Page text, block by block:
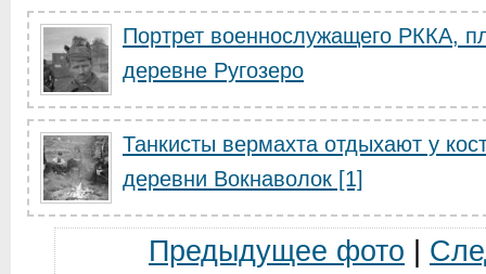
Портрет военнослужащего РККА,
деревне Ругозеро
Танкисты вермахта отдыхают у
деревни Вокнаволок [1]
Предыдущее фото